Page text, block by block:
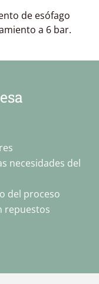
de esófago
a 6 bar.
necesidades del
del proceso
repuestos